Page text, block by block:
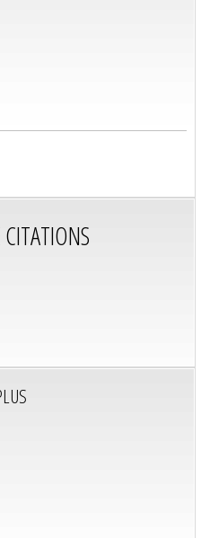
CITATIONS